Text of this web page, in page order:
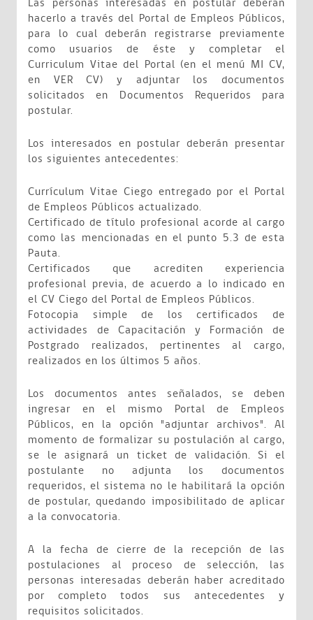
hacerlo a través del Portal de Empleos Públicos,
para lo cual deberán registrarse previamente
como usuarios de éste y completar el
Curriculum Vitae del Portal (en el menú MI CV,
en VER CV) y adjuntar los documentos
solicitados en Documentos Requeridos para
postular.
Los interesados en postular deberán presentar
los siguientes antecedentes:
Currículum Vitae Ciego entregado por el Portal
de Empleos Públicos actualizado.
Certificado de título profesional acorde al cargo
como las mencionadas en el punto 5.3 de esta
Pauta.
Certificados que acrediten experiencia
profesional previa, de acuerdo a lo indicado en
el CV Ciego del Portal de Empleos Públicos.
Fotocopia simple de los certificados de
actividades de Capacitación y Formación de
Postgrado realizados, pertinentes al cargo,
realizados en los últimos 5 años.
Los documentos antes señalados, se deben
ingresar en el mismo Portal de Empleos
Públicos, en la opción "adjuntar archivos". Al
momento de formalizar su postulación al cargo,
se le asignará un ticket de validación. Si el
postulante no adjunta los documentos
requeridos, el sistema no le habilitará la opción
de postular, quedando imposibilitado de aplicar
a la convocatoria.
A la fecha de cierre de la recepción de las
postulaciones al proceso de selección, las
personas interesadas deberán haber acreditado
por completo todos sus antecedentes y
requisitos solicitados.